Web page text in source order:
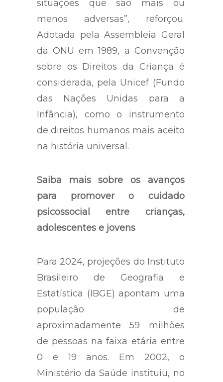
situações que são mais ou
menos adversas”, reforçou.
Adotada pela Assembleia Geral
da ONU em 1989, a Convenção
sobre os Direitos da Criança é
considerada, pela Unicef (Fundo
das Nações Unidas para a
Infância), como o instrumento
de direitos humanos mais aceito
na história universal.
Saiba mais sobre os avanços
para promover o cuidado
psicossocial entre crianças,
adolescentes e jovens
Para 2024, projeções do Instituto
Brasileiro de Geografia e
Estatística (IBGE) apontam uma
população de
aproximadamente 59 milhões
de pessoas na faixa etária entre
0 e 19 anos. Em 2002, o
Ministério da Saúde instituiu, no